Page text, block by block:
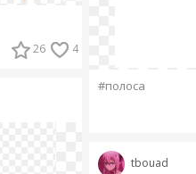
26 4
#полоса
tbouad